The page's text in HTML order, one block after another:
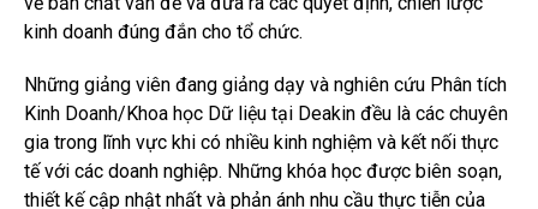
kinh doanh đúng đắn cho tổ chức.
Những giảng viên đang giảng dạy và nghiên cứu Phân tích
Kinh Doanh/Khoa học Dữ liệu tại Deakin đều là các chuyên
gia trong lĩnh vực khi có nhiều kinh nghiệm và kết nối thực
tế với các doanh nghiệp. Những khóa học được biên soạn,
thiết kế cập nhật nhất và phản ánh nhu cầu thực tiễn của